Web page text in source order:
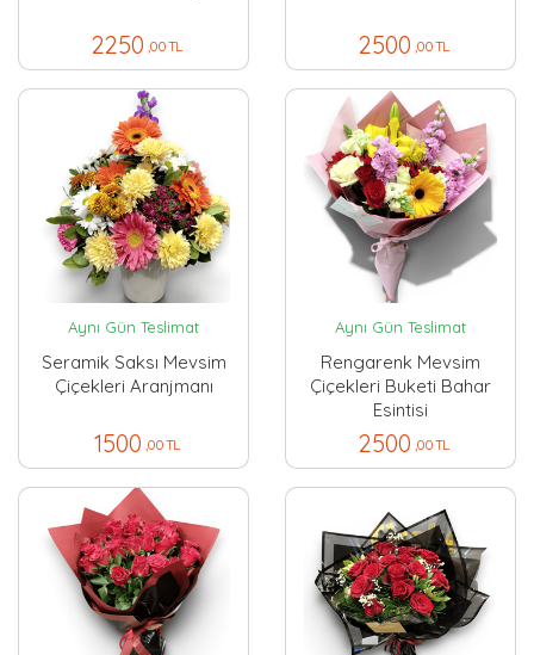
2250 ,00 TL 2500 ,00 TL
Aynı Gün Teslimat
Seramik Saksı Mevsim
Çiçekleri Aranjmanı
1500 ,00 TL
Aynı Gün Teslimat
Rengarenk Mevsim
Çiçekleri Buketi Bahar
Esintisi
2500 ,00 TL